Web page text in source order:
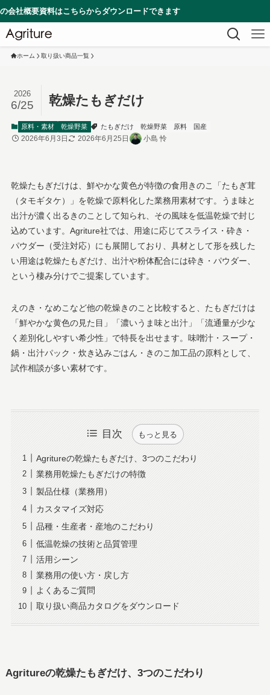
こちらからダウンロードできます
ホーム 取り扱い商品一覧
乾燥たもぎだけ
2026
6/25
原料・素材 乾燥野菜 たもぎだけ 乾燥野菜 原料 国産
2026年6月3日 2026年6月25日 小島 怜
乾燥たもぎだけは、鮮やかな黄色が特徴の食用きのこ「たもぎ茸
（タモギタケ）」を乾燥で原料化した業務用素材です。うま味と
出汁が濃く出るきのことして知られ、その風味を低温乾燥で封じ
込めています。Agriture社では、用途に応じてスライス・砕き・
パウダー（受注対応）にも展開しており、具材として形を残した
い用途は乾燥たもぎだけ、出汁や粉体配合には砕き・パウダー、
という棲み分けでご提案しています。
えのき・なめこなど他の乾燥きのこと比較すると、たもぎだけは
「鮮やかな黄色の見た目」「濃いうま味と出汁」「流通量が少な
く差別化しやすい希少性」で特長を出せます。味噌汁・スープ・
鍋・出汁パック・炊き込みごはん・きのこ加工品の原料として、
試作相談が多い素材です。
目次 もっと見る
Agritureの乾燥たもぎだけ、3つのこだわり
業務用乾燥たもぎだけの特徴
製品仕様（業務用）
カスタマイズ対応
品種・生産者・産地のこだわり
低温乾燥の技術と品質管理
活用シーン
業務用の使い方・戻し方
よくあるご質問
取り扱い商品カタログをダウンロード
Agritureの乾燥たもぎだけ、3つのこだわり